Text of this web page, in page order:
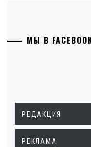
МЫ В
РЕДАКЦИЯ
РЕКЛАМА